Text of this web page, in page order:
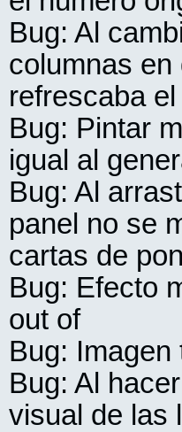
Bug: Al
columnas
refrescaba
Bug: Pintar
igual al
Bug: Al
panel no se
cartas de
Bug: Efecto
out of
Bug:
Bug: Al
visual de las